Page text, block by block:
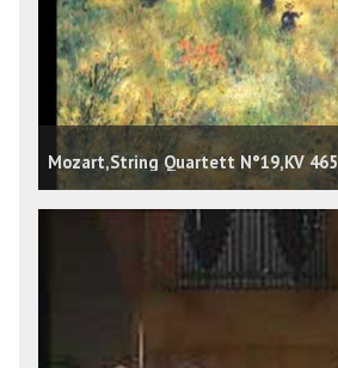
Mozart,String Quartett N°19,KV 465